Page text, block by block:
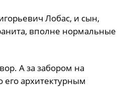
Лобас, и сын,
вполне нормальные
А за забором на
архитектурным